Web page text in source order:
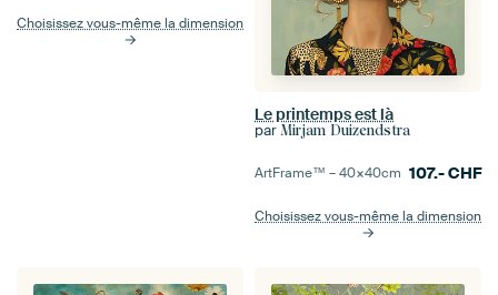
Choisissez vous-même la dimension
Le printemps est là
par Mirjam Duizendstra
ArtFrame™ –40×40cm 107.-CHF
Choisissez vous-même la dimension